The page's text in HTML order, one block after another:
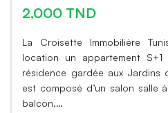
2,000 TND
La Croisette Immobilière
location un appartement
résidence gardée aux Jardins
est composé d’un salon salle
balcon,…